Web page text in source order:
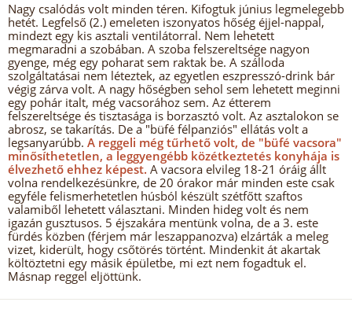
Nagy csalódás volt minden téren. Kifogtuk június legmelegebb
hetét. Legfelső (2.) emeleten iszonyatos hőség éjjel-nappal,
mindezt egy kis asztali ventilátorral. Nem lehetett
megmaradni a szobában. A szoba felszereltsége nagyon
gyenge, még egy poharat sem raktak be. A szálloda
szolgáltatásai nem léteztek, az egyetlen eszpresszó-drink bár
végig zárva volt. A nagy hőségben sehol sem lehetett meginni
egy pohár italt, még vacsorához sem. Az étterem
felszereltsége és tisztasága is borzasztó volt. Az asztalokon se
abrosz, se takarítás. De a "büfé félpanziós" ellátás volt a
legsanyarúbb. A reggeli még tűrhető volt, de "büfé vacsora"
minősíthetetlen, a leggyengébb közétkeztetés konyhája is
élvezhető ehhez képest. A vacsora elvileg 18-21 óráig állt
volna rendelkezésünkre, de 20 órakor már minden este csak
egyféle felismerhetetlen húsból készült szétfőtt szaftos
valamiből lehetett választani. Minden hideg volt és nem
igazán gusztusos. 5 éjszakára mentünk volna, de a 3. este
fürdés közben (férjem már leszappanozva) elzárták a meleg
vizet, kiderült, hogy csőtörés történt. Mindenkit át akartak
költöztetni egy másik épületbe, mi ezt nem fogadtuk el.
Másnap reggel eljöttünk.